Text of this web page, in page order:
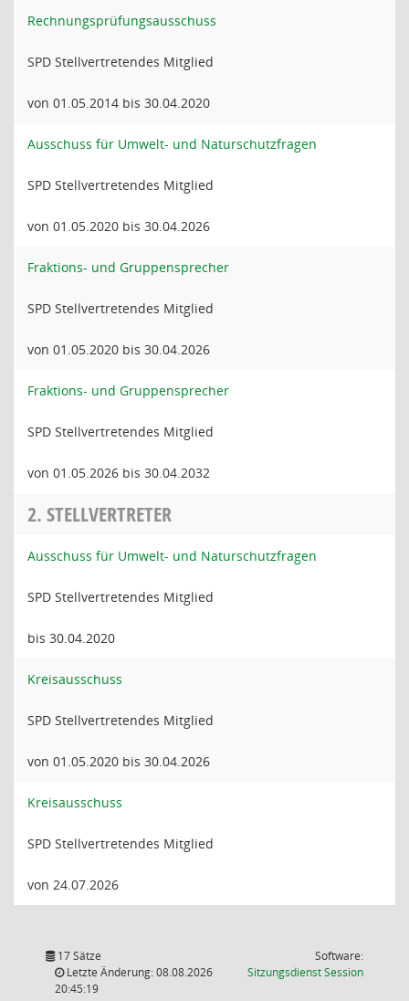
Rechnungsprüfungsausschuss
SPD Stellvertretendes Mitglied
von 01.05.2014 bis 30.04.2020
Ausschuss für Umwelt- und Naturschutzfragen
SPD Stellvertretendes Mitglied
von 01.05.2020 bis 30.04.2026
Fraktions- und Gruppensprecher
SPD Stellvertretendes Mitglied
von 01.05.2020 bis 30.04.2026
Fraktions- und Gruppensprecher
SPD Stellvertretendes Mitglied
von 01.05.2026 bis 30.04.2032
2. STELLVERTRETER
Ausschuss für Umwelt- und Naturschutzfragen
SPD Stellvertretendes Mitglied
bis 30.04.2020
Kreisausschuss
SPD Stellvertretendes Mitglied
von 01.05.2020 bis 30.04.2026
Kreisausschuss
SPD Stellvertretendes Mitglied
von 24.07.2026
17 Sätze
Letzte Änderung: 08.08.2026
20:45:19
Software:
SitzungsdienstSession(Wird in